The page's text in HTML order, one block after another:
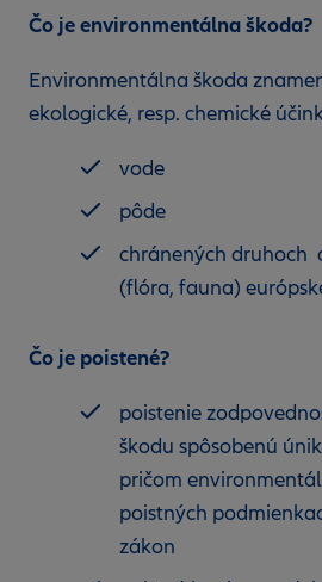
Čo je environmentálna škoda?
Environmentálna škoda
ekologické, resp. chemické
vode
pôde
chránených druhoch
(flóra, fauna)
Čo je poistené?
poistenie
škodu spôsobenú
pričom
poistných
zákon